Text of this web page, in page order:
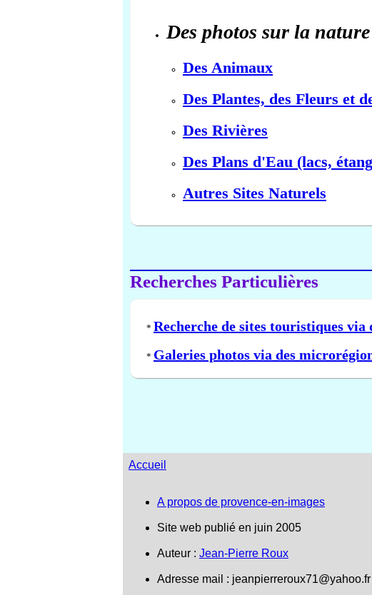
Des photos sur la
Des Animaux
Des Plantes, des Fleurs et
Des Rivières
Des Plans d'Eau (lacs,
Autres Sites Naturels
Recherches Particulières
* Recherche de sites touristiques via
* Galeries photos via des
Accueil
A propos de provence-en-images
Site web publié en juin 2005
Auteur : Jean-Pierre Roux
Adresse mail : jeanpierreroux71@yahoo.fr